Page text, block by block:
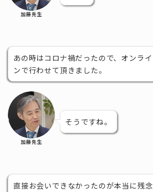
加藤先生
あの時はコロナ禍だったので、オンライ
ンで行わせて頂きました。
加藤先生
そうですね。
直接お会いできなかったのが本当に残念